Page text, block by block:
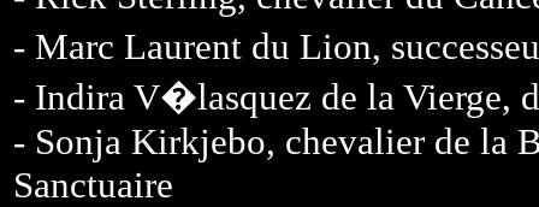
- Marc Laurent du Lion,
- Indira V�lasquez de la Vierge,
- Sonja Kirkjebo, chevalier de la
Sanctuaire